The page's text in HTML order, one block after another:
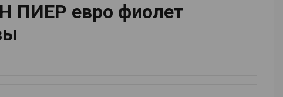
ПИЕР евро фиолет